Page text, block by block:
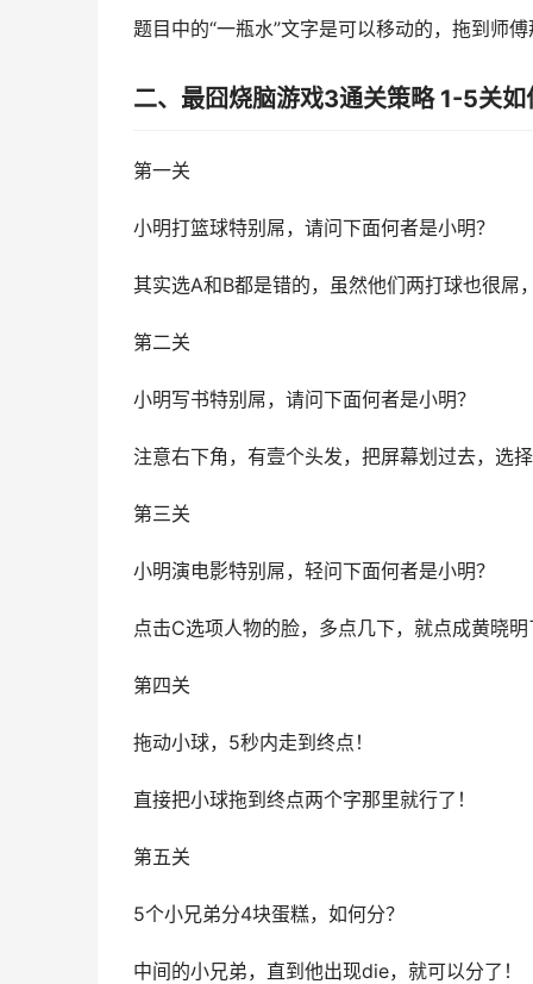
题目中的“一瓶水”文字是可以移动的，拖到师
二、最囧烧脑游戏3通关策略 1-5关如
第一关
小明打篮球特别屌，请问下面何者是小明？
其实选A和B都是错的，虽然他们两打球也很
第二关
小明写书特别屌，请问下面何者是小明？
注意右下角，有壹个头发，把屏幕划过去，选
第三关
小明演电影特别屌，轻问下面何者是小明？
点击C选项人物的脸，多点几下，就点成黄晓明
第四关
拖动小球，5秒内走到终点！
直接把小球拖到终点两个字那里就行了！
第五关
5个小兄弟分4块蛋糕，如何分？
中间的小兄弟，直到他出现die，就可以分了！